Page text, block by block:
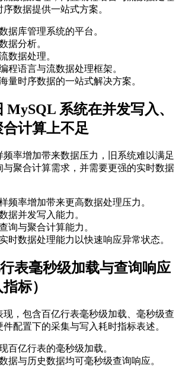
数据提供一站式方案。
据库管理系统的平台。
据分析。
数据处理。
程语言与流数据处理框架。
量时序数据的一站式解决方案。
MySQL 系统在并发写入、
计算上不足
率增加带来数据压力，旧系统难以满足
与聚合计算需求，并需要更强的实时数据
频率增加带来更高数据处理压力。
据并发写入能力。
询与聚合计算能力。
时数据处理能力以快速响应异常状态。
表毫秒级加载与查询响应
标）
，包含百亿行表毫秒级加载、毫秒级查
配置下的采集与写入耗时指标表述。
百亿行表的毫秒级加载。
据与历史数据均可毫秒级查询响应。